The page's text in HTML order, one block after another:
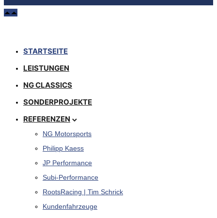
STARTSEITE
LEISTUNGEN
NG CLASSICS
SONDERPROJEKTE
REFERENZEN
NG Motorsports
Philipp Kaess
JP Performance
Subi-Performance
RootsRacing | Tim Schrick
Kundenfahrzeuge